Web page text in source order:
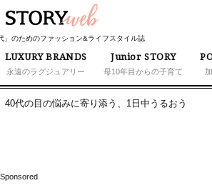
」のためのファッション&ライフスタイル誌
LUXURY BRANDS
永遠のラグジュアリー
Junior STORY
母10年目からの子育て
40代の目の悩みに寄り添う、1日中うるおう
Sponsored